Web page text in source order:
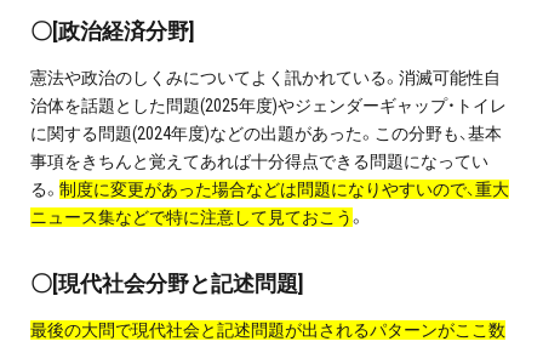
〇[政治経済分野]
憲法や政治のしくみについてよく訊かれている。消滅可能性自
治体を話題とした問題(2025年度)やジェンダーギャップ・トイレ
に関する問題(2024年度)などの出題があった。この分野も、基本
事項をきちんと覚えてあれば十分得点できる問題になってい
る。 制度に変更があった場合などは問題になりやすいので、重大
ニュース集などで特に注意して見ておこう。
〇[現代社会分野と記述問題]
最後の大問で現代社会と記述問題が出されるパターンがここ数